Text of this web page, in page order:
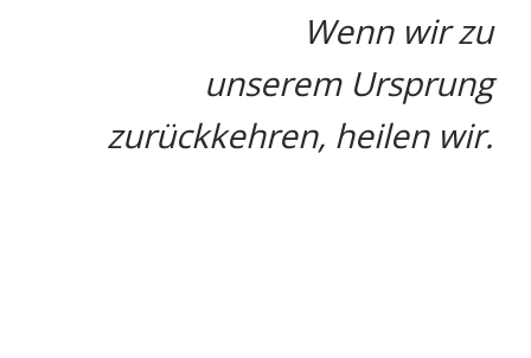
Wenn wir zu
unserem Ursprung
zurückkehren, heilen wir.